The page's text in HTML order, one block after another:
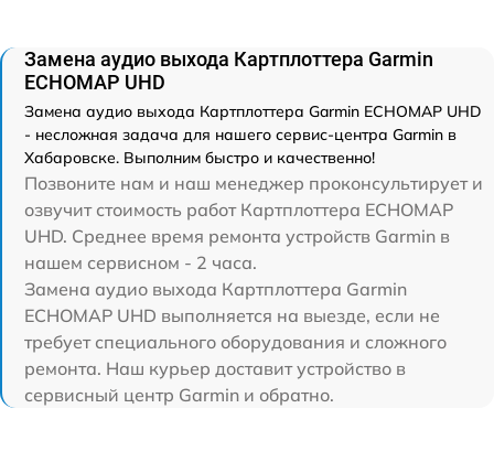
Замена аудио выхода Картплоттера Garmin
ECHOMAP UHD
Замена аудио выхода Картплоттера Garmin ECHOMAP UHD
- несложная задача для нашего сервис-центра Garmin в
Хабаровске. Выполним быстро и качественно!
Позвоните нам и наш менеджер проконсультирует и
озвучит стоимость работ Картплоттера ECHOMAP
UHD. Среднее время ремонта устройств Garmin в
нашем сервисном - 2 часа.
Замена аудио выхода Картплоттера Garmin
ECHOMAP UHD выполняется на выезде, если не
требует специального оборудования и сложного
ремонта. Наш курьер доставит устройство в
сервисный центр Garmin и обратно.